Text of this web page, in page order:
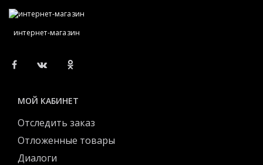
интернет-магазин
МОЙ КАБИНЕТ
Отследить заказ
Отложенные товары
Диалоги